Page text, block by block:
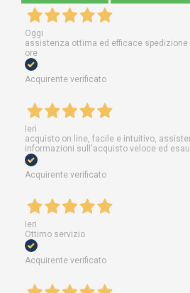
Oggi
assistenza ottima ed efficace
ore
Acquirente verificato
Ieri
acquisto on line, facile e intuitivo,
informazioni sull'acquisto veloce ed
Acquirente verificato
Ieri
Ottimo servizio
Acquirente verificato